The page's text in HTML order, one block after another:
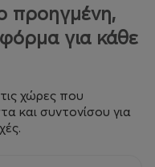
προηγμένη,
για κάθε
χώρες που
και συντονίσου για